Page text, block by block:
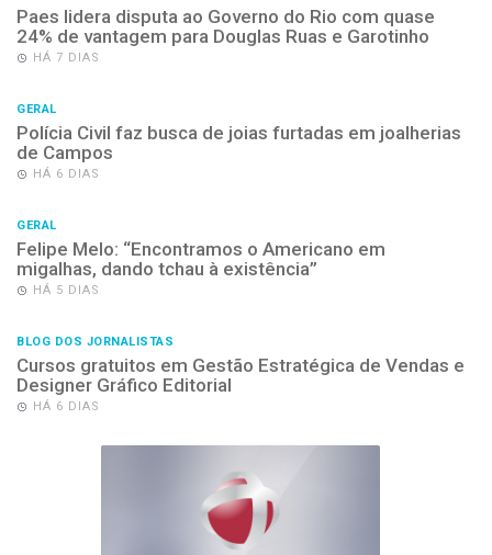
Paes lidera disputa ao Governo do Rio com quase
24% de vantagem para Douglas Ruas e Garotinho
HÁ 7 DIAS
GERAL
Polícia Civil faz busca de joias furtadas em joalherias
de Campos
HÁ 6 DIAS
GERAL
Felipe Melo: “Encontramos o Americano em
migalhas, dando tchau à existência”
HÁ 5 DIAS
BLOG DOS JORNALISTAS
Cursos gratuitos em Gestão Estratégica de Vendas e
Designer Gráfico Editorial
HÁ 6 DIAS